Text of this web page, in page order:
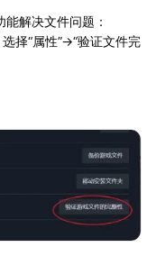
解决文件问题：
择“属性”→“验证文件完